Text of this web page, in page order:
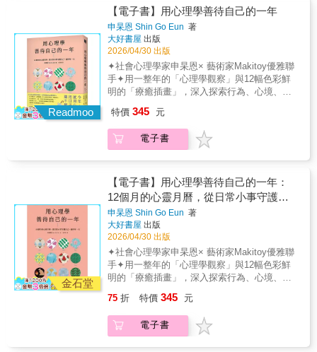
對生活中的各種難題挑戰，讓人生的道路走得
更加寬廣自在。――季力康（臺灣師範大學體
育與運動科學系特聘教授）◎競技運動不僅是
一種體能與技術的競逐，更是一座高度擬真的
「人生挑戰模擬器」……在不斷突破技術與體
能極限的過程中，運動員同時也在持續鍛鍊與
精進其心理技能，而這些能力，最終將成為支
撐其一生發展的重要基石。――洪聰敏（臺灣
師範大學體育與運動科學系特聘教授兼樂活
運動科學、心理研究與勵志文體，但驅動這些
文字的背後力量，其實是他自身職涯的起落與
轉折，成功與挫敗，屈辱與榮光。――黃哲斌
頂尖運動員的心理技能可以是我們的借鏡與支
柱。中年人生大轉彎，放下出版社社長身分與
事業，跑去美國念運動管理，回台後又攻讀心
理學群博士班的黃俊隆，同時也是有近二十年
經歷的棒球投手。本書從他在美、台兩地所學
與所見出發，以運動心理學觀點解析人生競技
場上會遇到的各種風浪，結合世界頂尖運動員
穎⋯⋯等真實賽場故事為例，導引出其中重要
的人生心法，幫助我們順境時懂得自持，逆境
時能找回自己的力量。【推薦語】◎這本書是
及應用領域，並且能夠活用這些心理技能來面
對生活中的各種難題挑戰，讓人生的道路走得
更加寬廣自在。――季力康（臺灣師範大學體
育與運動科學系特聘教授）◎競技運動不僅是
一種體能與技術的競逐，更是一座高度擬真的
「人生挑戰模擬器」……在不斷突破技術與體
能極限的過程中，運動員同時也在持續鍛鍊與
精進其心理技能，而這些能力，最終將成為支
撐其一生發展的重要基石。――洪聰敏（臺灣
師範大學體育與運動科學系特聘教授兼樂活
運動科學、心理研究與勵志文體，但驅動這些
文字的背後力量，其實是他自身職涯的起落與
轉折，成功與挫敗，屈辱與榮光。――黃哲斌
變。⸜♡⸝往後的日子，或許依然前景未明，還
會面對不同的關卡，當然也少不了糟糕的時
刻。正因為日子不好過，我們更該好好過。──
阿飛⸜♡⸝♪ 別小看初級大人對美好生活的嚮往
努力試錯、努力重來，都是為了感受每一天的
不同追求幸福與夢想固然辛苦，勇敢如你還是
這樣一路走來了。放心，一切都會沒事的！即
使日子再灰白、黯淡，也要時時提醒自己，永
遠都要點一盞暖光，插上一朵鮮花，微小改
始，往往需要時間醞釀，不如享受當下寂靜，
感受每一日的恬淡美好。自己好了，幸福，也
不遠了。♪ 不怕、不怕，讓本書成為你心中強
大的後盾從兩人到一人，或許會緊張、難熬，
都是一段必經路程從原先的共生，轉換到獨
處，不免心慌、手足無措，甚至無法好好接
受，但，這就是人生啊，總會有小小的踉蹌。
何不在日子的休止符上，晴耕雨讀，重新咀嚼
人生給予的小小啟示吧。然後，細細梳理好一
個喜歡的自己。♪ 來自讀者最暖心的推薦小
語！昨天突然看到這本書，想起我在人生最低
潮的時候買了它，五年後再翻出它，還好我把
者。（amanda_lin0908）很辛苦的時候總是需
要一些對自己的精神喊話！不過，我相信有時
候耍耍廢也是好好過日子的一部分。
（kissyouright）有次壓力很大，大到胸悶，甚
Readmoo
【電子書】用心理學善待自己的一年
申杲恩 Shin Go Eun 著
大好書屋 出版
2026/04/30 出版
✦社會心理學家申杲恩× 藝術家Makitoy優雅聯
手✦用一整年的「心理學觀察」與12幅色彩鮮
明的「療癒插畫」，深入探索行為、心境、意
下」，感受如野花般鋪滿日常的幸福，度過美
好且充滿能量的12個月！▎12個月的微妙心
境，以心理學觀點展開一年的探索# 入秋後心
到，總是特別情緒化？# 為什麼一月的第三個
星期一最憂鬱？# 旅行的時候，為何錢花得特
別快？# 明明玩得很開心，為什麼放假回來卻
覺得更累？# 為何總在特定情境卡關，在相似
的場景感到恐懼或憤怒？如果你發現某些煩惱
或衝突，總在特定時節反覆出現；某些行為與
習慣，怎樣都無法改變⋯⋯就讓這本溫柔而親
切的「心靈月曆」，帶你走過不安與煩憂，在
流轉的時節中，找回安穩與幸福的節奏！▎從
日常小事守護心靈，遇見更強韌的自己有感於
心理學家申杲恩用一年的時間，以月分和季節
為切點，藉由細膩且具洞察力的文字，記下人
們在12個月可能會經歷到的獨特情感、挑戰與
特價 345 元
電子書
金石堂
【電子書】用心理學善待自己的一年：
12個月的心靈月曆，從日常小事守護自
己，過好每一天
申杲恩 Shin Go Eun 著
大好書屋 出版
2026/04/30 出版
✦社會心理學家申杲恩× 藝術家Makitoy優雅聯
手✦用一整年的「心理學觀察」與12幅色彩鮮
明的「療癒插畫」，深入探索行為、心境、意
下」，感受如野花般鋪滿日常的幸福，度過美
好且充滿能量的12個月！▎12個月的微妙心
境，以心理學觀點展開一年的探索# 入秋後心
75 折 特價 345 元
電子書